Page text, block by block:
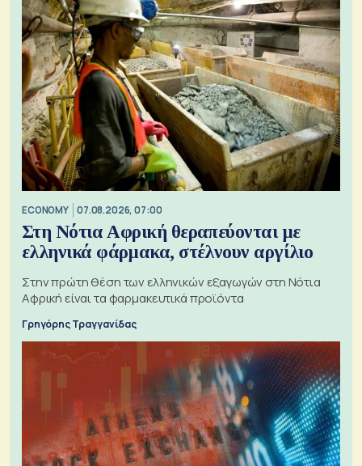
ECONOMY 07.08.2026, 07:00
Στη Νότια Αφρική θεραπεύονται με
ελληνικά φάρμακα, στέλνουν αργίλιο
Στην πρώτη θέση των ελληνικών εξαγωγών στη Νότια
Αφρική είναι τα φαρμακευτικά προϊόντα
Γρηγόρης Τραγγανίδας